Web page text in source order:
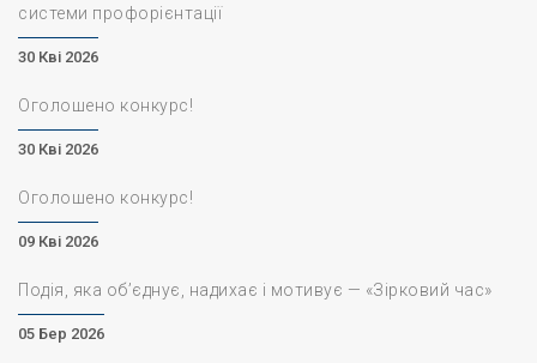
системи профорієнтації
30 Кві 2026
Оголошено конкурс!
30 Кві 2026
Оголошено конкурс!
09 Кві 2026
Подія, яка об’єднує, надихає і мотивує — «Зірковий час»
05 Бер 2026